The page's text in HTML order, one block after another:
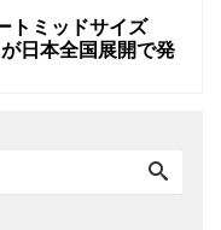
トミッドサイズ
日本全国展開で発